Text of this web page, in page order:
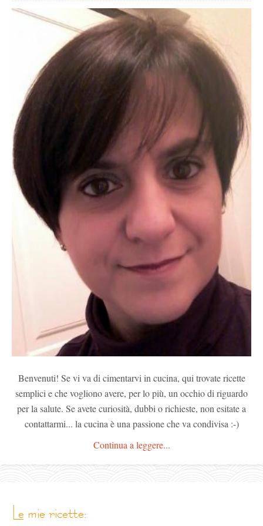
Benvenuti! Se vi va di cimentarvi in cucina, qui trovate ricette
semplici e che vogliono avere, per lo più, un occhio di riguardo
per la salute. Se avete curiosità, dubbi o richieste, non esitate a
contattarmi... la cucina è una passione che va condivisa :-)
Continua a leggere...
le mie ricette: